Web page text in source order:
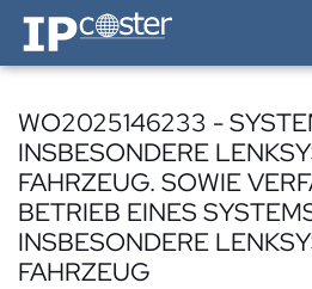
IP-Coster — Home
WO2025146233 -
INSBESONDERE
FAHRZEUG. SOWIE
BETRIEB EINES
INSBESONDERE
FAHRZEUG